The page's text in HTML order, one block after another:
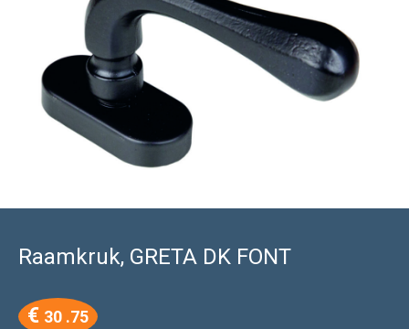
Raamkruk, GRETA DK FONT
€ 30 .75